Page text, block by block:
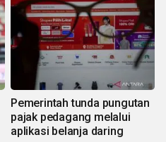
Pemerintah tunda pungutan
pajak pedagang melalui
aplikasi belanja daring